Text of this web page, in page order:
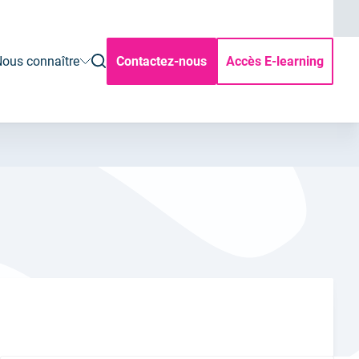
connaître
ouvrirContactez-nous Accès E-learning